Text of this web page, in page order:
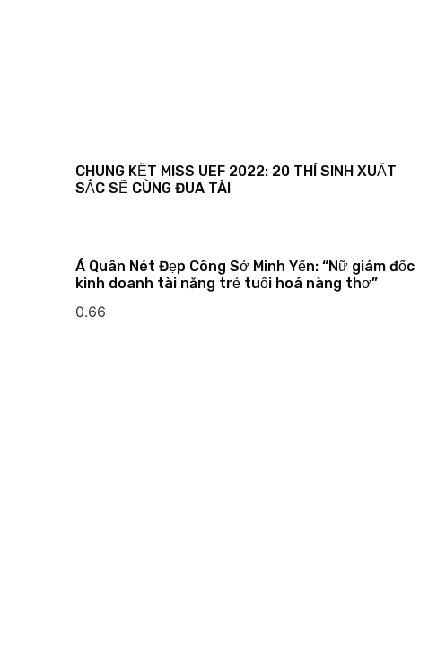
CHUNG KẾT MISS UEF 2022: 20 THÍ SINH XUẤT
SẮC SẼ CÙNG ĐUA TÀI
Á Quân Nét Đẹp Công Sở Minh Yến: “Nữ giám đốc
kinh doanh tài năng trẻ tuổi hoá nàng thơ”